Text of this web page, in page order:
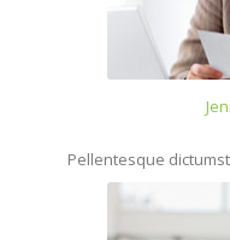
Pellentesque